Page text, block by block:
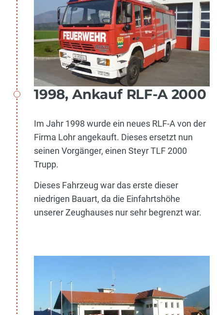
1998, Ankauf RLF-A 2000
Im Jahr 1998 wurde ein neues RLF-A von der
Firma Lohr angekauft. Dieses ersetzt nun
seinen Vorgänger, einen Steyr TLF 2000
Trupp.
Dieses Fahrzeug war das erste dieser
niedrigen Bauart, da die Einfahrtshöhe
unserer Zeughauses nur sehr begrenzt war.